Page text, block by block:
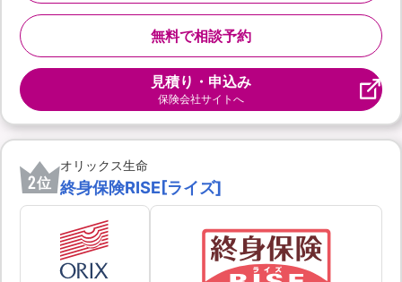
無料で相談予約
見積り・申込み
保険会社サイトへ
2位
オリックス生命
終身保険RISE[ライズ]